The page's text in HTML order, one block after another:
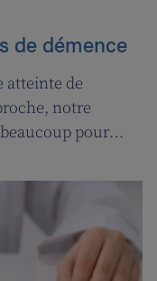
de démence
atteinte de
notre
pour
Jossé et